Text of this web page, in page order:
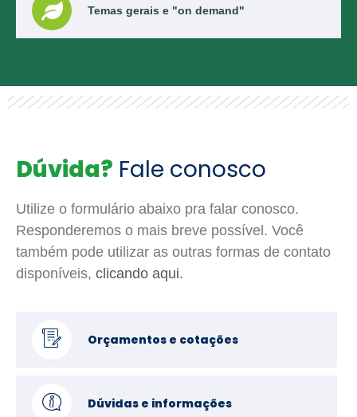
Temas gerais e "on demand"
Dúvida? Fale conosco
Utilize o formulário abaixo pra falar conosco.
Responderemos o mais breve possível. Você
também pode utilizar as outras formas de contato
disponíveis, clicando aqui.
Orçamentos e cotações
Dúvidas e informações